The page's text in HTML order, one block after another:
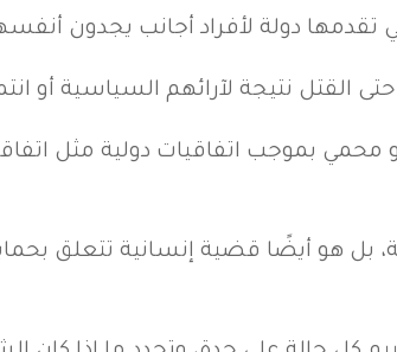
تقدمها دولة لأفراد أجانب يجدون
نتيجة لآرائهم السياسية أو
بل هو أيضًا قضية إنسانية تتعلق